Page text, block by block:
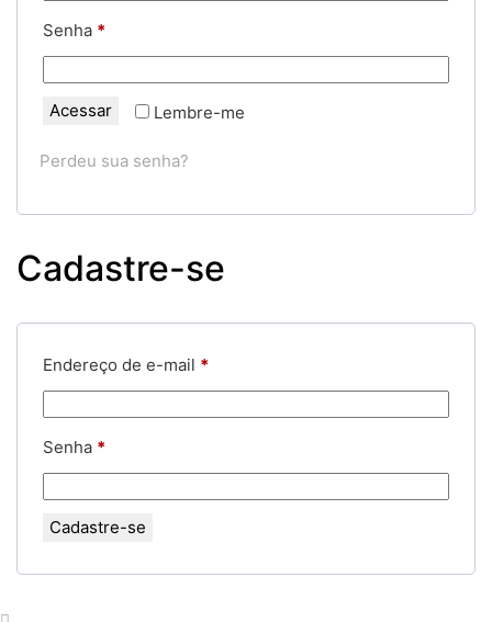
Senha *
Lembre-me
Acessar
Perdeu sua senha?
Cadastre-se
Endereço de e-mail *
Senha *
Cadastre-se